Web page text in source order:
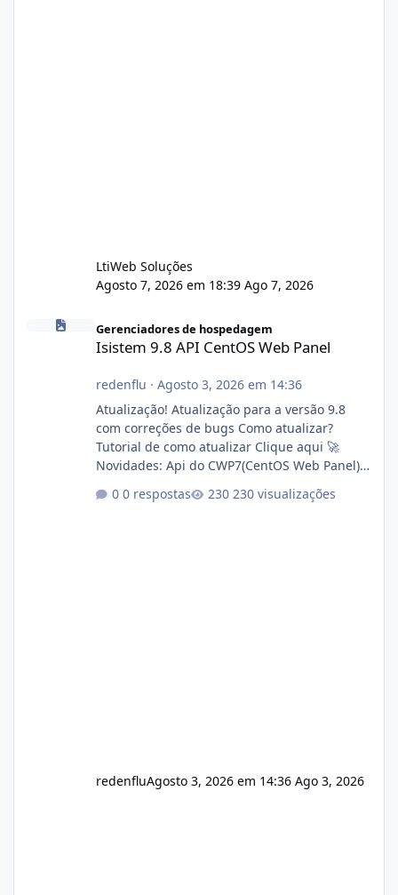
LtiWeb Soluções
Agosto 7, 2026 em 18:39 Ago 7, 2026
Isistem 9.8 API CentOS Web Panel
Gerenciadores de hospedagem
Isistem 9.8 API CentOS Web Panel
redenflu · Agosto 3, 2026 em 14:36
Atualização! Atualização para a versão 9.8
com correções de bugs Como atualizar?
Tutorial de como atualizar Clique aqui 🚀
Novidades: Api do CWP7(CentOS Web Panel)
autorizado a usasr o isistem:
0 respostas 230 visualizações
redenfluAgosto 3, 2026 em 14:36 Ago 3, 2026